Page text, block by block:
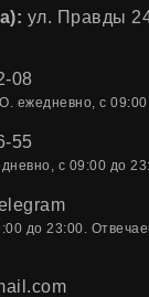
ул. Правды
08
ежедневно, с
55
с 09:00 до
до 23:00.